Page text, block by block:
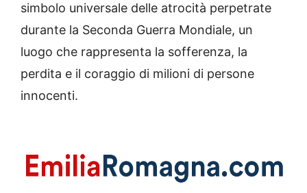
simbolo universale delle atrocità perpetrate
durante la Seconda Guerra Mondiale, un
luogo che rappresenta la sofferenza, la
perdita e il coraggio di milioni di persone
innocenti.